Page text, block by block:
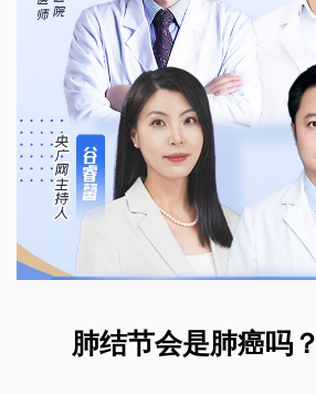
肺结节会是肺癌吗？